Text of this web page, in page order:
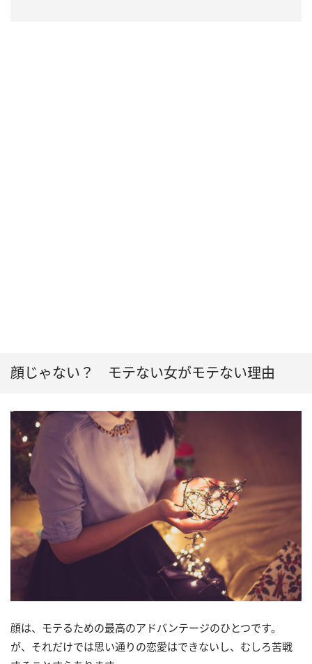
顔じゃない？ モテない女がモテない理由
顔は、モテるための最高のアドバンテージのひとつです。
が、それだけでは思い通りの恋愛はできないし、むしろ苦戦